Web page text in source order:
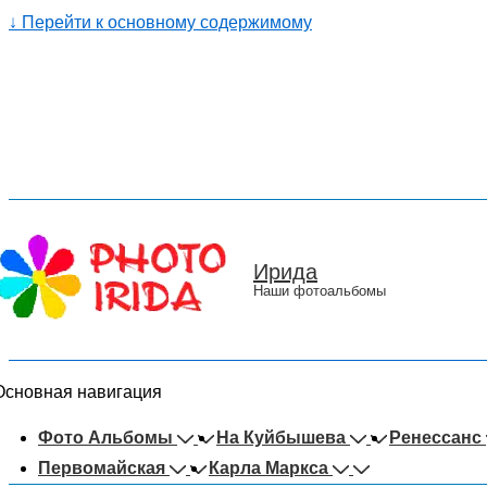
↓ Перейти к основному содержимому
Ирида
Наши фотоальбомы
навигация
Фото Альбомы На Куйбышева
Ренессанс
Первомайская
Карла Маркса